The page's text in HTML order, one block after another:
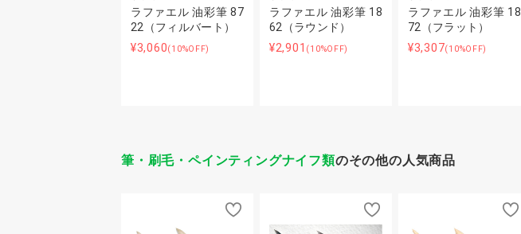
ラファエル 油彩筆 87
22（フィルバート）
¥3,060(10%OFF)
ラファエル 油彩筆 18
62（ラウンド）
¥2,901 (10%OFF)
ラファエル 油彩筆 18
72（フラット）
¥3,307(10%OFF)
筆・刷毛・ペインティングナイフ類のその他の人気商品